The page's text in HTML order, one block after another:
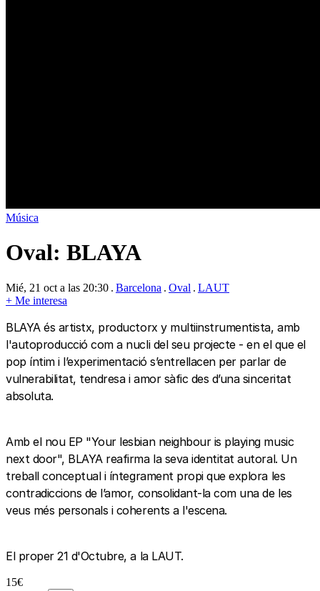
Música
Oval: BLAYA
Mié, 21 oct a las 20:30 Barcelona Oval
LAUT
+ Me interesa
BLAYA és artistx, productorx y multiinstrumentista, amb
l'autoproducció com a nucli del seu projecte - en el que el
pop íntim i l’experimentació s’entrellacen per parlar de
vulnerabilitat, tendresa i amor sàfic des d’una sinceritat
absoluta.
Amb el nou EP "Your lesbian neighbour is playing music
next door", BLAYA reafirma la seva identitat autoral. Un
treball conceptual i íntegrament propi que explora les
contradiccions de l’amor, consolidant-la com una de les
veus més personals i coherents a l'escena.
El proper 21 d'Octubre, a la LAUT.
15€